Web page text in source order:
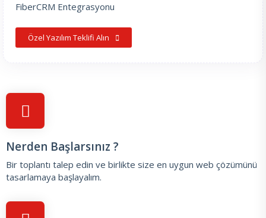
FiberCRM Entegrasyonu
Özel Yazılım Teklifi Alın
Nerden Başlarsınız ?
Bir toplantı talep edin ve birlikte size en uygun web çözümünü
tasarlamaya başlayalım.